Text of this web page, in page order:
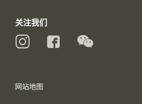
关注我们
网站地图